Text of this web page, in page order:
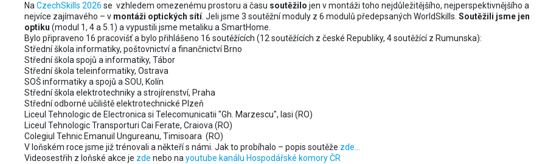
NaCzechSkills 2026 se vzhledem omezenému prostoru a času soutěžilo jen v montáži toho nejdůležitějšího, nejperspektivnějšího a
nejvíce zajímavého – v montáži optických sítí. Jeli jsme 3 soutěžní moduly z 6 modulů předepsaných WorldSkills. Soutěžili jsme jen
optiku (modul 1, 4 a 5.1) a vypustili jsme metaliku a SmartHome.
Bylo připraveno 16 pracovišť a bylo přihlášeno 16 soutěžících (12 soutěžících z české Republiky, 4 soutěžící z Rumunska):
Střední škola informatiky, poštovnictví a finančnictví Brno
Střední škola spojů a informatiky, Tábor
Střední škola teleinformatiky, Ostrava
SOŠ informatiky a spojů a SOU, Kolín
Střední škola elektrotechniky a strojírenství, Praha
Střední odborné učiliště elektrotechnické Plzeň
Liceul Tehnologic de Electronica si Telecomunicatii "Gh. Marzescu", Iasi (RO)
Liceul Tehnologic Transporturi Cai Ferate, Craiova (RO)
Colegiul Tehnic Emanuil Ungureanu, Timisoara (RO)
V loňském roce jsme již trénovali a někteří s námi. Jak to probíhalo – popis soutěže zde…
Videosestřih z loňské akce je zde nebo nayoutube kanálu Hospodářské komory ČR